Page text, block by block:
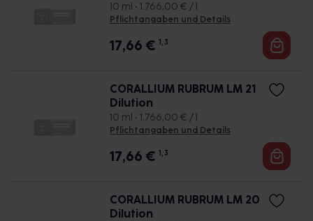
10 ml • 1.766,00 € / l
Pflichtangaben und Details
17,66 € 1, 3
CORALLIUM RUBRUM LM 21
Dilution
10 ml • 1.766,00 € / l
Pflichtangaben und Details
17,66 € 1, 3
CORALLIUM RUBRUM LM 20
Dilution